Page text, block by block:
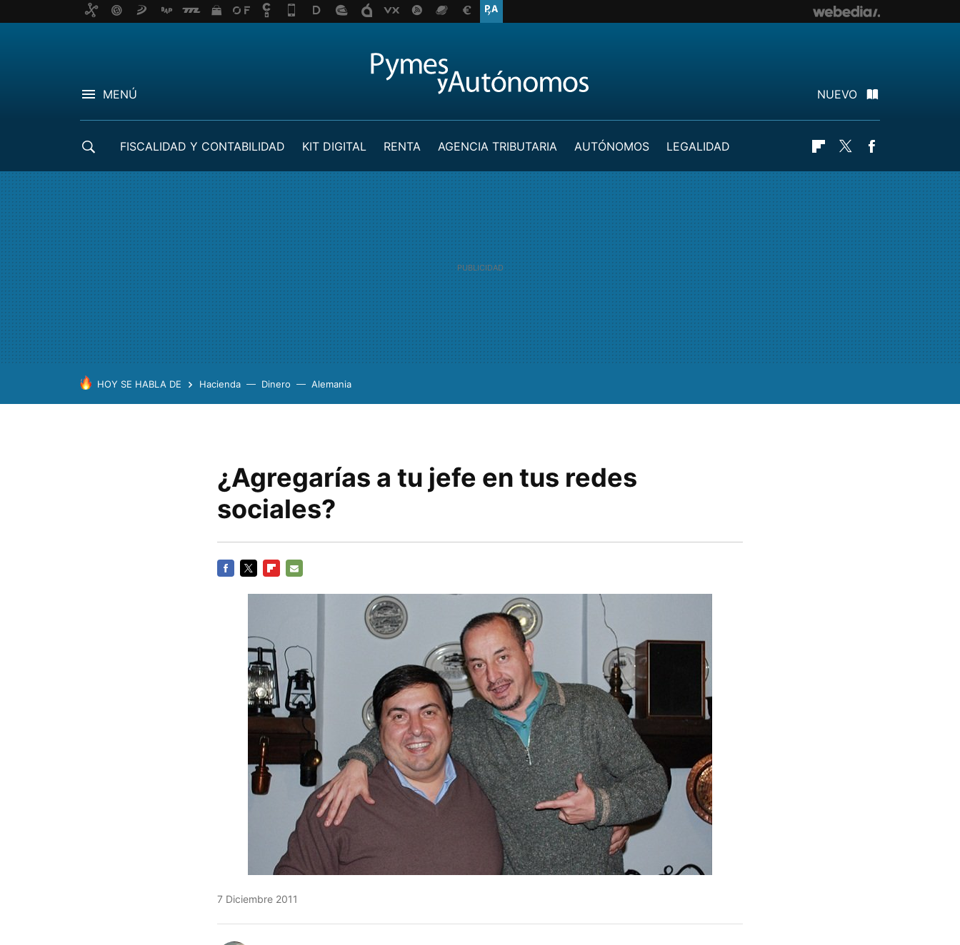
MENÚ NUEVO
FISCALIDAD Y CONTABILIDAD KIT DIGITAL RENTA AGENCIA TRIBUTARIA AUTÓNOMOS
LEGALIDAD
Flipboard
Twitter
HOY SE HABLA DE Hacienda Dinero Alemania
¿Agregarías a tu jefe en tus redes
sociales?
7 Diciembre 2011